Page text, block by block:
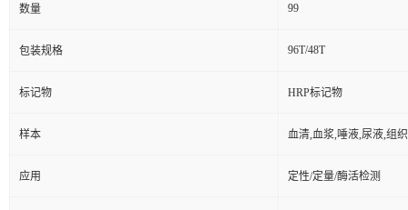
数量 99
包装规格 96T/48T
标记物 HRP标记物
样本 血清,血浆,唾液,尿液,组
应用 定性/定量/酶活检测